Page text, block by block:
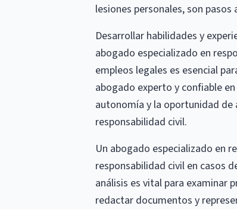
lesiones personales, son
Desarrollar habilidades y
abogado especializado en
empleos legales es esencial
abogado experto y confiable
autonomía y la oportunidad
responsabilidad civil.
Un abogado especializado en
responsabilidad civil en casos
análisis es vital para examinar
redactar documentos y